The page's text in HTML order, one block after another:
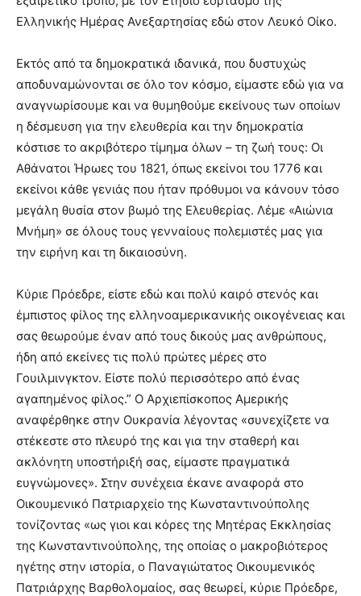
Ελληνικής Ημέρας Ανεξαρτησίας εδώ στον Λευκό Οίκο.
Εκτός από τα δημοκρατικά ιδανικά, που δυστυχώς
αποδυναμώνονται σε όλο τον κόσμο, είμαστε εδώ για να
αναγνωρίσουμε και να θυμηθούμε εκείνους των οποίων
η δέσμευση για την ελευθερία και την δημοκρατία
κόστισε το ακριβότερο τίμημα όλων – τη ζωή τους: Οι
Αθάνατοι Ήρωες του 1821, όπως εκείνοι του 1776 και
εκείνοι κάθε γενιάς που ήταν πρόθυμοι να κάνουν τόσο
μεγάλη θυσία στον βωμό της Ελευθερίας. Λέμε «Αιώνια
Μνήμη» σε όλους τους γενναίους πολεμιστές μας για
την ειρήνη και τη δικαιοσύνη.
Κύριε Πρόεδρε, είστε εδώ και πολύ καιρό στενός και
έμπιστος φίλος της ελληνοαμερικανικής οικογένειας και
σας θεωρούμε έναν από τους δικούς μας ανθρώπους,
ήδη από εκείνες τις πολύ πρώτες μέρες στο
Γουιλμινγκτον. Είστε πολύ περισσότερο από ένας
αγαπημένος φίλος.” Ο Αρχιεπίσκοπος Αμερικής
αναφέρθηκε στην Ουκρανία λέγοντας «συνεχίζετε να
στέκεστε στο πλευρό της και για την σταθερή και
ακλόνητη υποστήριξή σας, είμαστε πραγματικά
ευγνώμονες». Στην συνέχεια έκανε αναφορά στο
Οικουμενικό Πατριαρχείο της Κωνσταντινούπολης
τονίζοντας «ως γιοι και κόρες της Μητέρας Εκκλησίας
της Κωνσταντινούπολης, της οποίας ο μακροβιότερος
ηγέτης στην ιστορία, ο Παναγιώτατος Οικουμενικός
Πατριάρχης Βαρθολομαίος, σας θεωρεί, κύριε Πρόεδρε,